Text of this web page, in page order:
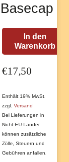
Basecap
In den
Warenkorb
€17,50
Enthält 19% MwSt.
zzgl. Versand
Bei Lieferungen in
Nicht-EU-Länder
können zusätzliche
Zölle, Steuern und
Gebühren anfallen.